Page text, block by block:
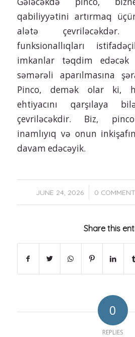
qabiliyyətini artırmaq
alətə
funksionallıqları
imkanlar təqdim
səmərəli aparılmasına
Pinco, demək olar ki,
ehtiyacını qarşılaya
çevriləcəkdir. Biz,
inamlıyıq və onun
davam edəcəyik.
JUNE 24, 2026
/ 0 /
Share this
0
REPLIES